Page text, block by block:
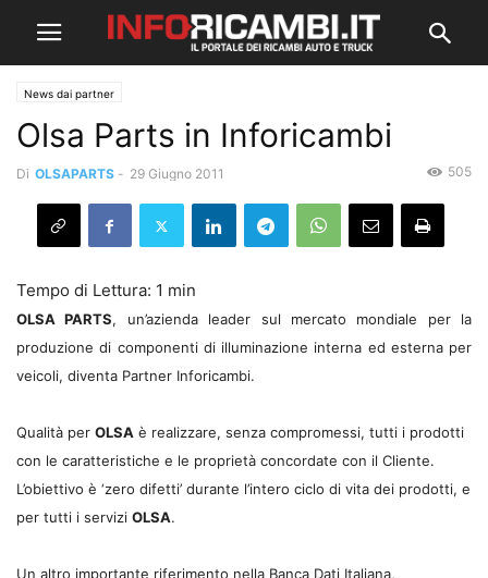
News dai partner
Olsa Parts in Inforicambi
Di OLSAPARTS - 29 Giugno 2011 505
OLSA PARTS, un’azienda leader sul mercato mondiale per la
produzione di componenti di illuminazione interna ed esterna per
veicoli, diventa Partner Inforicambi.
Qualità per OLSA è realizzare, senza compromessi, tutti i prodotti
con le caratteristiche e le proprietà concordate con il Cliente.
L’obiettivo è ‘zero difetti’ durante l’intero ciclo di vita dei prodotti, e
per tutti i servizi OLSA.
Un altro importante riferimento nella Banca Dati Italiana,